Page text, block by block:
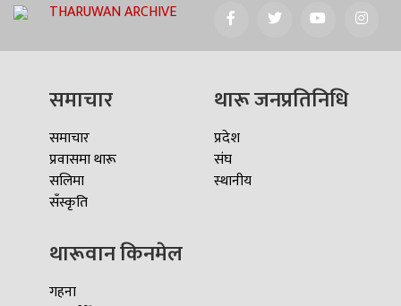
THARUWAN ARCHIVE
समाचार
समाचार
प्रवासमा थारू
सलिमा
सँस्कृति
थारू जनप्रतिनिधि
प्रदेश
संघ
स्थानीय
थारूवान किनमेल
गहना